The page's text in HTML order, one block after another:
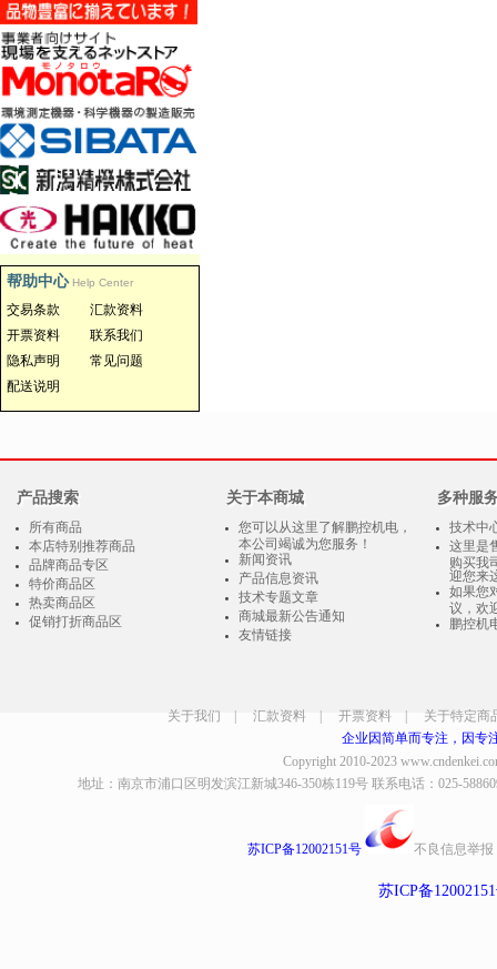
帮助中心 Help Center
交易条款
汇款资料
开票资料
联系我们
隐私声明
常见问题
配送说明
产品搜索
所有商品
本店特别推荐商品
品牌商品专区
特价商品区
热卖商品区
促销打折商品区
关于本商城
您可以从这里了解鹏控机电，
本公司竭诚为您服务！
新闻资讯
产品信息资讯
技术专题文章
商城最新公告通知
友情链接
多种服
技术中
这里是
购买我
迎您来
如果您
议，欢
鹏控机
关于我们 汇款资料 开票资料
关于特定商
企业因简单而专注，因专
Copyright 2010-2023
地址：南京市浦口区明发滨江新城346-350栋119号 联系电话：025-
苏ICP备12002151号 不良信息举报
苏ICP备